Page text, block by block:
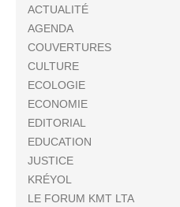
ACTUALITÉ
AGENDA
COUVERTURES
CULTURE
ECOLOGIE
ECONOMIE
EDITORIAL
EDUCATION
JUSTICE
KRÉYOL
LE FORUM KMT LTA